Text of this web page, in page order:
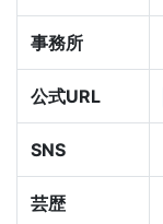
事務所
公式URL
SNS
芸歴